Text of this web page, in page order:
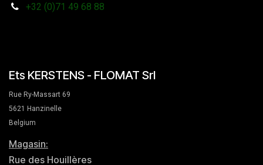
+32 (0)71 49 68 88
Ets KERSTENS - FLOMAT Srl
Rue Ry-Massart 69
5621 Hanzinelle
Belgium
Magasin:
Rue des Houillères